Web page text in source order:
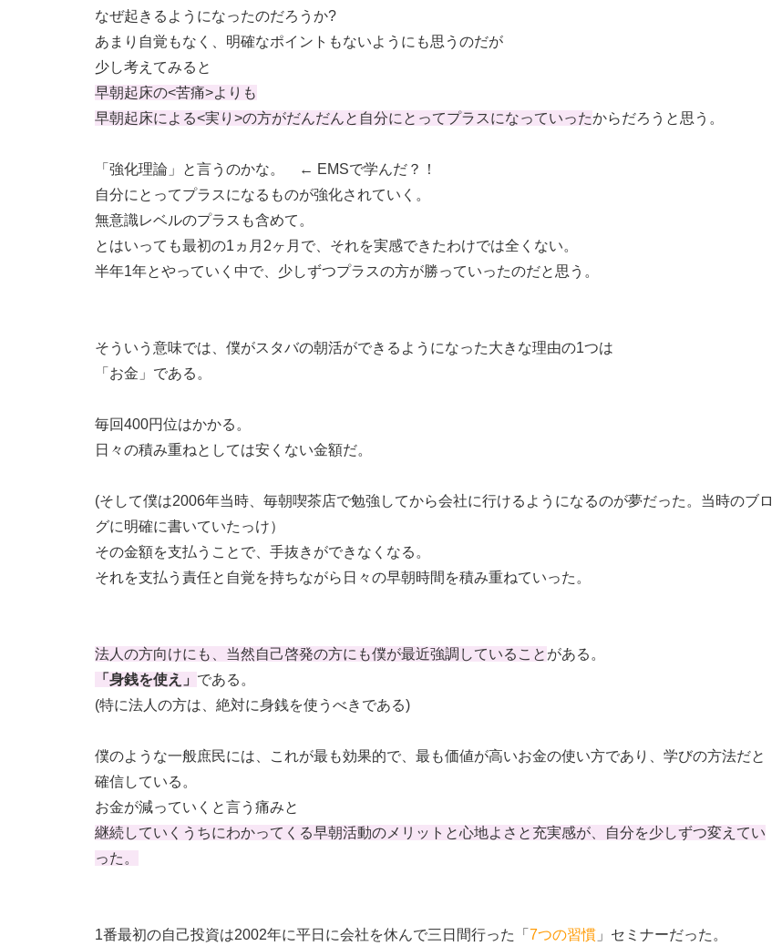
なぜ起きるようになったのだろうか?
あまり自覚もなく、明確なポイントもないようにも思うのだが
少し考えてみると
早朝起床の<苦痛>よりも
早朝起床による<実り>の方がだんだんと自分にとってプラスになっていったからだろうと思う。
「強化理論」と言うのかな。 ← EMSで学んだ？！
自分にとってプラスになるものが強化されていく。
無意識レベルのプラスも含めて。
とはいっても最初の1ヵ月2ヶ月で、それを実感できたわけでは全くない。
半年1年とやっていく中で、少しずつプラスの方が勝っていったのだと思う。
そういう意味では、僕がスタバの朝活ができるようになった大きな理由の1つは
「お金」である。
毎回400円位はかかる。
日々の積み重ねとしては安くない金額だ。
(そして僕は2006年当時、毎朝喫茶店で勉強してから会社に行けるようになるのが夢だった。当時のブロ
グに明確に書いていたっけ）
その金額を支払うことで、手抜きができなくなる。
それを支払う責任と自覚を持ちながら日々の早朝時間を積み重ねていった。
法人の方向けにも、当然自己啓発の方にも僕が最近強調していること がある。
「身銭を使え」 である。
(特に法人の方は、絶対に身銭を使うべきである)
僕のような一般庶民には、これが最も効果的で、最も価値が高いお金の使い方であり、学びの方法だと
確信している。
お金が減っていくと言う痛みと
継続していくうちにわかってくる早朝活動のメリットと心地よさと充実感が、自分を少しずつ変えてい
った。
1番最初の自己投資は2002年に平日に会社を休んで三日間行った「 7つの習慣 」セミナーだった。